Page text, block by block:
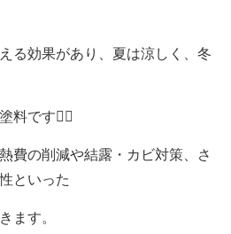
る効果があり、夏は涼しく、冬
料です👌🏻
費の削減や結露・カビ対策、さ
といった
ます。